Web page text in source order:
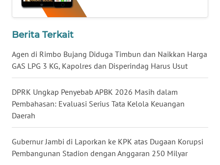
Berita Terkait
Agen di Rimbo Bujang Diduga Timbun dan Naikkan Harga
GAS LPG 3 KG, Kapolres dan Disperindag Harus Usut
DPRK Ungkap Penyebab APBK 2026 Masih dalam
Pembahasan: Evaluasi Serius Tata Kelola Keuangan
Daerah
Gubernur Jambi di Laporkan ke KPK atas Dugaan Korupsi
Pembangunan Stadion dengan Anggaran 250 Milyar
NUSANTARA
WN
JOGJA
WN
JATIM
WN
BALI